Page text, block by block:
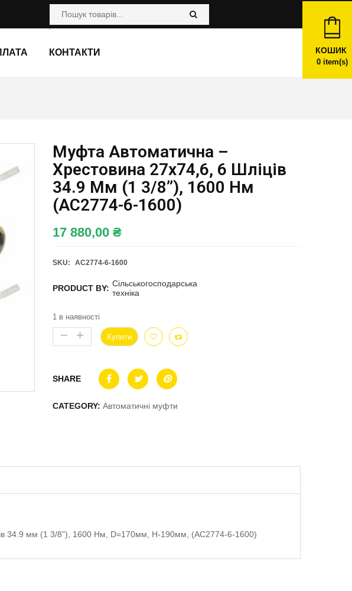
КОНТАКТИ КОШИК
0item(s)
Муфта Автоматична –
Хрестовина 27х74,6, 6 Шліців
34.9 Мм (1 3/8”), 1600 Нм
(AC2774-6-1600)
17 880,00 ₴
SKU: AC2774-6-1600
PRODUCT BY: Сільськогосподарська
техніка
1 в наявності
Купити
SHARE
CATEGORY: Автоматичні муфти
34.9 мм (1 3/8”), 1600 Нм, D=170мм, H-190мм, (AC2774-6-1600)